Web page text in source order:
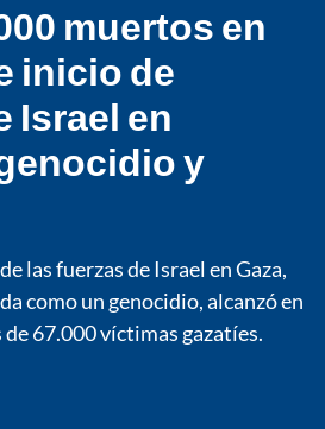
muertos en
inicio de
Israel en
y
las fuerzas de Israel en Gaza,
como un genocidio, alcanzó en
67.000 víctimas gazatíes.